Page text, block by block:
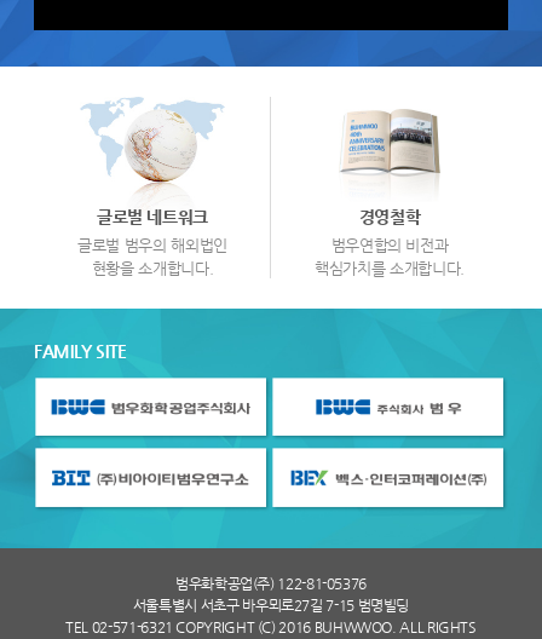
글로벌 네트워크
글로벌 범우의 해외법인
현황을 소개합니다.
경영철학
범우연합의 비전과
핵심가치를 소개합니다.
FAMILY SITE
범우화학공업(주) 122-81-05376
서울특별시 서초구 바우뫼로27길 7-15 범명빌딩
TEL 02-571-6321 COPYRIGHT (C) 2016 BUHWWOO. ALL RIGHTS